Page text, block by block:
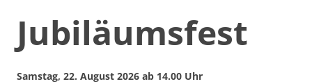
Jubiläumsfest
Samstag, 22. August 2026 ab 14.00 Uhr